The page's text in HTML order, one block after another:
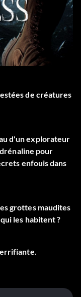
de créatures
d'un explorateur
pour
enfouis dans
grottes maudites
les habitent ?